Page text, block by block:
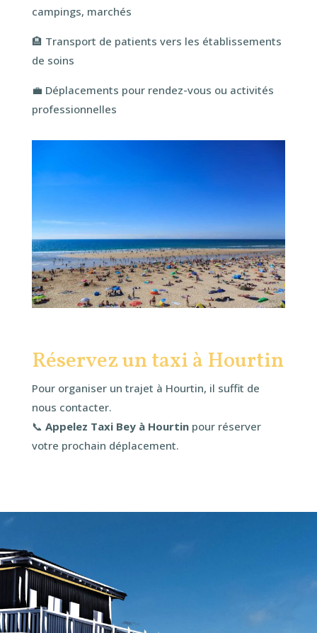
campings, marchés
🏨 Transport de patients vers les établissements
de soins
💼 Déplacements pour rendez-vous ou activités
professionnelles
Réservez un taxi à Hourtin
Pour organiser un trajet à Hourtin, il suffit de
nous contacter.
📞 Appelez Taxi Bey à Hourtinpour réserver
votre prochain déplacement.